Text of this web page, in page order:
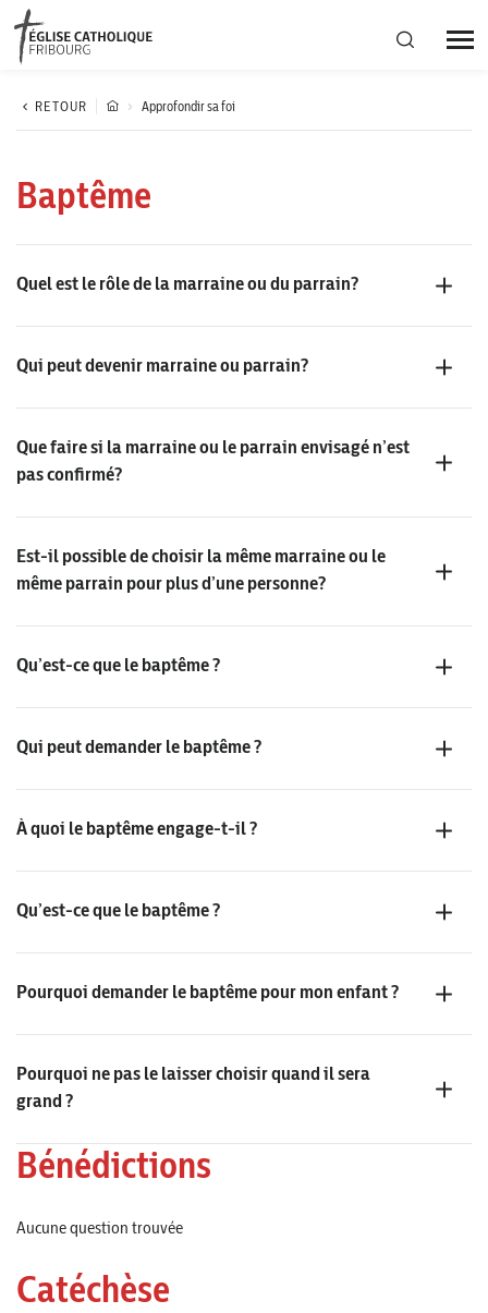
Région diocésaine
Actualités
Agenda
RETOUR Approfondir sa foi
Baptême
Quel est le rôle de la marraine ou du parrain?
Qui peut devenir marraine ou parrain?
Que faire si la marraine ou le parrain envisagé n’est
pas confirmé?
Est-il possible de choisir la même marraine ou le
même parrain pour plus d’une personne?
Qu’est-ce que le baptême ?
Qui peut demander le baptême ?
À quoi le baptême engage-t-il ?
Qu’est-ce que le baptême ?
Pourquoi demander le baptême pour mon enfant ?
Pourquoi ne pas le laisser choisir quand il sera
grand ?
Bénédictions
Aucune question trouvée
Catéchèse